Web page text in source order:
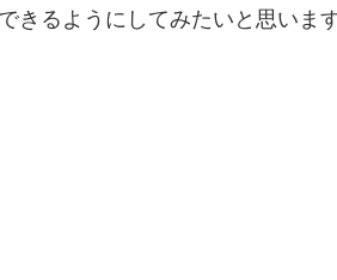
きるようにしてみたいと思います